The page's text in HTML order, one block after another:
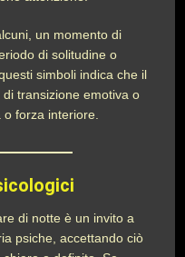
un momento di
di solitudine o
simboli indica che il
transizione emotiva o
forza interiore.
di notte è un invito a
psiche, accettando ciò